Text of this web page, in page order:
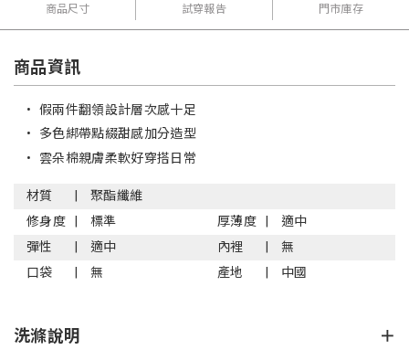
商品尺寸 試穿報告 門市庫存
商品資訊
• 假兩件翻領設計層次感十足
• 多色綁帶點綴甜感加分造型
• 雲朵棉親膚柔軟好穿搭日常
材質
聚酯纖維
修身度
標準 厚薄度
適中
彈性
適中 內裡
無
口袋
無 產地 中國
洗滌說明